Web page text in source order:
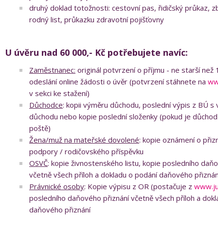
druhý doklad totožnosti: cestovní pas, řidičský průkaz,
rodný list, průkazku zdravotní pojišťovny
U úvěru nad 60 000,- Kč potřebujete navíc:
Zaměstnanec: originál potvrzení o příjmu - ne starší než
odeslání online žádosti o úvěr (potvrzení stáhnete na
v sekci ke stažení)
Důchodce: kopii výměru důchodu, poslední výpis z BÚ s
důchodu nebo kopie poslední složenky (pokud je
poště)
Žena/muž na mateřské dovolené: kopie oznámení o
podpory / rodičovského příspěvku
OSVČ: kopie živnostenského listu, kopie posledního
včetně všech příloh a dokladu o podání daňového
Právnické osoby: Kopie výpisu z OR (postačuje z
posledního daňového přiznání včetně všech příloh a
daňového přiznání